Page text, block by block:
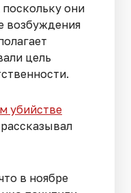
они
возбуждения
цель
убийстве
в ноябре